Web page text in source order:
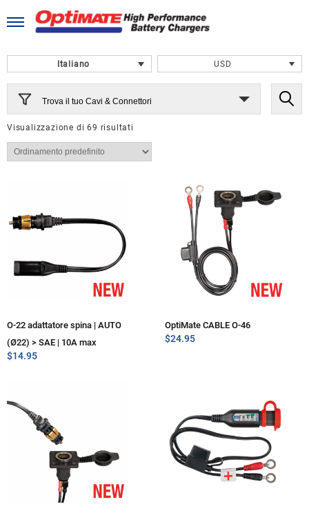
to
Italiano USD
Trova il tuo Cavi & Connettori
Visualizzazione di 69 risultati
O-22 adattatore spina | AUTO
(Ø22) > SAE | 10A max
$14.95
OptiMate CABLE O-46
$24.95